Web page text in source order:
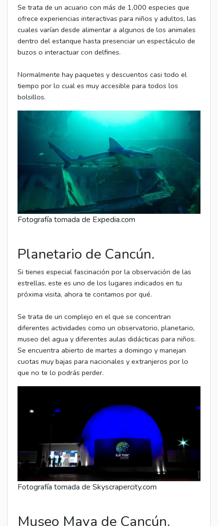
Se trata de un acuario con más de 1,000 especies que
ofrece experiencias interactivas para niños y adultos, las
cuales varían desde alimentar a algunos de los animales
dentro del estanque hasta presenciar un espectáculo de
buzos o interactuar con delfines.
Normalmente hay paquetes y descuentos casi todo el
tiempo por lo cual es muy accesible para todos los
bolsillos.
Fotografía tomada de Expedia.com
Planetario de Cancún.
Si tienes especial fascinación por la observación de las
estrellas, este es uno de los lugares indicados en tu
próxima visita, ahora te contamos por qué.
Se trata de un complejo en el que se concentran
diferentes actividades como un observatorio, planetario,
museo del agua y diferentes aulas didácticas para niños.
Se encuentra abierto de martes a domingo y manejan
cuotas muy bajas para nacionales y extranjeros por lo
que no te lo podrás perder.
Fotografía tomada de Skyscrapercity.com
Museo Maya de Cancún.